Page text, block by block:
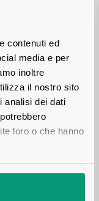
contenuti ed
media e per
inoltre
il nostro sito
analisi dei dati
loro o che hanno
agricole e legate al
giorno di San
importante
e la prima
a San
dolce e denso)
dell’assaggio
un passaggio